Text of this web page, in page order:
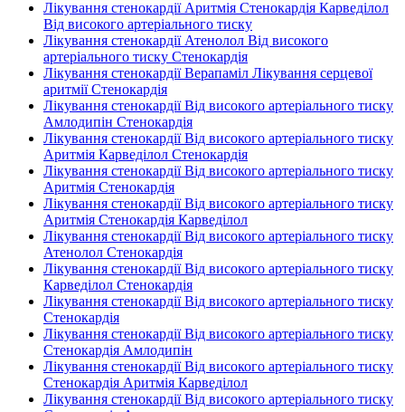
Лікування стенокардії Аритмія Стенокардія Карведілол
Від високого артеріального тиску
Лікування стенокардії Атенолол Від високого
артеріального тиску Стенокардія
Лікування стенокардії Верапаміл Лікування серцевої
аритмії Стенокардія
Лікування стенокардії Від високого артеріального тиску
Амлодипін Стенокардія
Лікування стенокардії Від високого артеріального тиску
Аритмія Карведілол Стенокардія
Лікування стенокардії Від високого артеріального тиску
Аритмія Стенокардія
Лікування стенокардії Від високого артеріального тиску
Аритмія Стенокардія Карведілол
Лікування стенокардії Від високого артеріального тиску
Атенолол Стенокардія
Лікування стенокардії Від високого артеріального тиску
Карведілол Стенокардія
Лікування стенокардії Від високого артеріального тиску
Стенокардія
Лікування стенокардії Від високого артеріального тиску
Стенокардія Амлодипін
Лікування стенокардії Від високого артеріального тиску
Стенокардія Аритмія Карведілол
Лікування стенокардії Від високого артеріального тиску